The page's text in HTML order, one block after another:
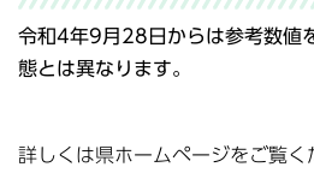
令和4年9月28日からは参考数値
態とは異なります。
詳しくは県ホームページをご覧く